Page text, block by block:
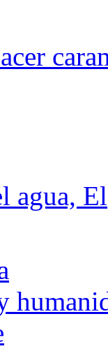
agua, El